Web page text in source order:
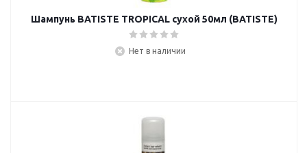
Шампунь BATISTE TROPICAL сухой 50мл (BATISTE)
Нет в наличии